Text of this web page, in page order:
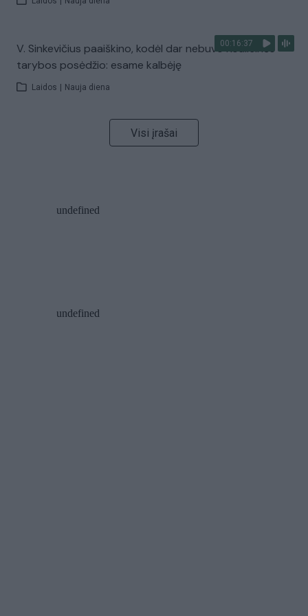
00:16:37
V. Sinkevičius paaiškino, kodėl dar nebuvo Koalicinės
tarybos posėdžio: esame kalbėję
Laidos Nauja diena
Visi įrašai